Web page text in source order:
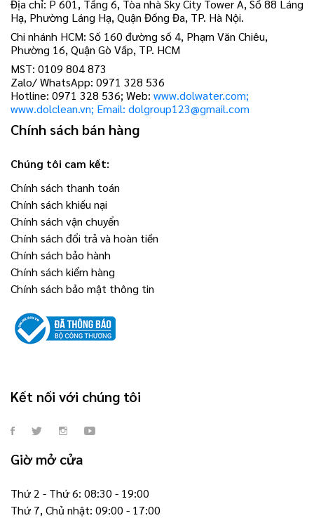
Địa chỉ: P 601, Tầng 6, Tòa nhà Sky City Tower A, Số 88 Láng
Hạ, Phường Láng Hạ, Quận Đống Đa, TP. Hà Nội.
Chi nhánh HCM: Số 160 đường số 4, Phạm Văn Chiêu,
Phường 16, Quận Gò Vấp, TP. HCM
MST: 0109 804 873
Zalo/ WhatsApp: 0971 328 536
Hotline: 0971 328 536; Web: www.dolwater.com;
www.dolclean.vn; Email: dolgroup123@gmail.com
Chính sách bán hàng
Chúng tôi cam kết:
Chính sách thanh toán
Chính sách khiếu nại
Chính sách vận chuyển
Chính sách đổi trả và hoàn tiền
Chính sách bảo hành
Chính sách kiểm hàng
Chính sách bảo mật thông tin
Kết nối với chúng tôi
Giờ mở cửa
Thứ 2 - Thứ 6: 08:30 - 19:00
Thứ 7, Chủ nhật: 09:00 - 17:00